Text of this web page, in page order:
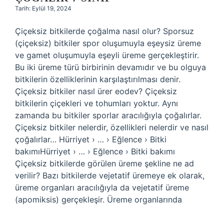
Tarih: Eylül 19, 2024
Çiçeksiz bitkilerde çoğalma nasıl olur? Sporsuz
(çiçeksiz) bitkiler spor oluşumuyla eşeysiz üreme
ve gamet oluşumuyla eşeyli üreme gerçekleştirir.
Bu iki üreme türü birbirinin devamıdır ve bu olguya
bitkilerin özelliklerinin karşılaştırılması denir.
Çiçeksiz bitkiler nasıl ürer eodev? Çiçeksiz
bitkilerin çiçekleri ve tohumları yoktur. Aynı
zamanda bu bitkiler sporlar aracılığıyla çoğalırlar.
Çiçeksiz bitkiler nelerdir, özellikleri nelerdir ve nasıl
çoğalırlar… Hürriyet › … › Eğlence › Bitki
bakımıHürriyet › … › Eğlence › Bitki bakımı
Çiçeksiz bitkilerde görülen üreme şekline ne ad
verilir? Bazı bitkilerde vejetatif üremeye ek olarak,
üreme organları aracılığıyla da vejetatif üreme
(apomiksis) gerçekleşir. Üreme organlarında